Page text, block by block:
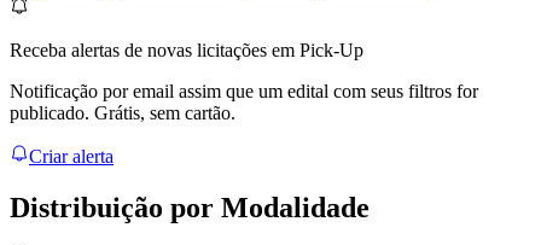
Receba alertas de novas licitações em Pick-Up
Notificação por email assim que um edital com seus filtros for
publicado. Grátis, sem cartão.
Criar alerta
Distribuição por Modalidade